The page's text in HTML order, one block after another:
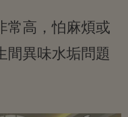
常高，怕麻煩或
間異味水垢問題